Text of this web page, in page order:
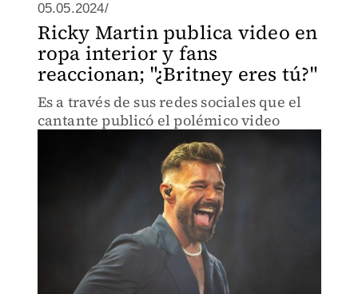
05.05.2024/
Ricky Martin publica video en
ropa interior y fans
reaccionan; "¿Britney eres tú?"
Es a través de sus redes sociales que el
cantante publicó el polémico video